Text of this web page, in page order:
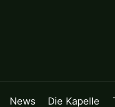
News Die Kapelle